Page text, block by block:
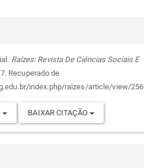
Raízes: Revista De Ciências Sociais E
Recuperado de
index.php/raizes/article/view/256
BAIXAR CITAÇÃO